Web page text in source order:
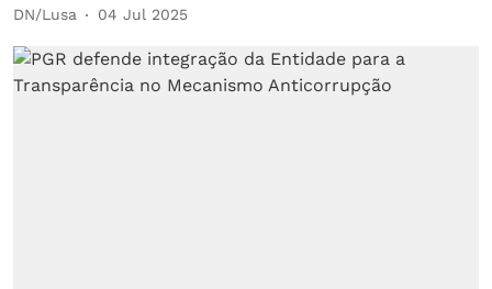
DN/Lusa 04 Jul 2025